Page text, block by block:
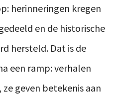
herinneringen kregen
en de historische
hersteld. Dat is de
een ramp: verhalen
geven betekenis aan